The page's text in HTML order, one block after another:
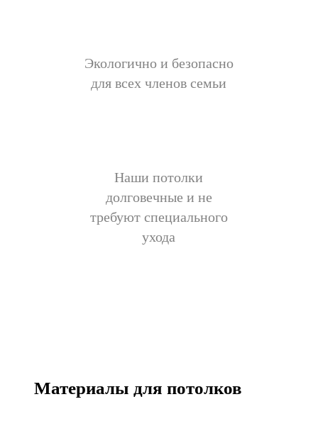
Экологично и безопасно
для всех членов семьи
Наши потолки
долговечные и не
требуют специального
ухода
Материалы для потолков